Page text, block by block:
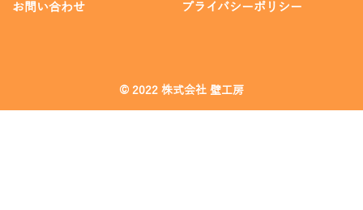
お問い合わせ プライバシーポリシー
© 2022 株式会社 壁工房